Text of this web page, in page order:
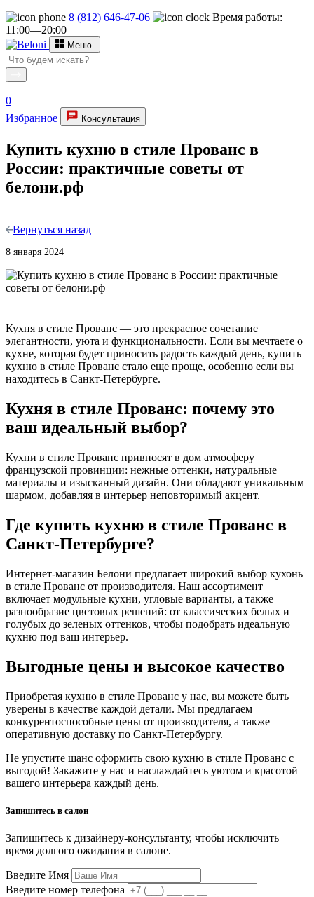
8 (812) 646-47-06
Время работы:
11:00—20:00
Меню
0
Избранное
Консультация
Купить кухню в стиле Прованс в
России: практичные советы от
белони.рф
Вернуться назад
8 января 2024
Кухня в стиле Прованс — это прекрасное сочетание
элегантности, уюта и функциональности. Если вы мечтаете о
кухне, которая будет приносить радость каждый день, купить
кухню в стиле Прованс стало еще проще, особенно если вы
находитесь в Санкт-Петербурге.
Кухня в стиле Прованс: почему это
ваш идеальный выбор?
Кухни в стиле Прованс привносят в дом атмосферу
французской провинции: нежные оттенки, натуральные
материалы и изысканный дизайн. Они обладают уникальным
шармом, добавляя в интерьер неповторимый акцент.
Где купить кухню в стиле Прованс в
Санкт-Петербурге?
Интернет-магазин Белони предлагает широкий выбор кухонь
в стиле Прованс от производителя. Наш ассортимент
включает модульные кухни, угловые варианты, а также
разнообразие цветовых решений: от классических белых и
голубых до зеленых оттенков, чтобы подобрать идеальную
кухню под ваш интерьер.
Выгодные цены и высокое качество
Приобретая кухню в стиле Прованс у нас, вы можете быть
уверены в качестве каждой детали. Мы предлагаем
конкурентоспособные цены от производителя, а также
оперативную доставку по Санкт-Петербургу.
Не упустите шанс оформить свою кухню в стиле Прованс с
выгодой! Закажите у нас и наслаждайтесь уютом и красотой
вашего интерьера каждый день.
Запишитесь в салон
Запишитесь к дизайнеру-консультанту, чтобы исключить
время долгого ожидания в салоне.
Введите Имя
Введите номер телефона